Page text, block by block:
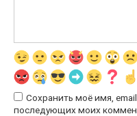
Сохранить моё имя,
последующих моих